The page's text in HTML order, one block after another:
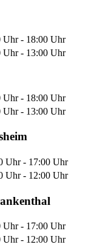
Uhr - 18:00 Uhr
Uhr - 13:00 Uhr
Uhr - 18:00 Uhr
Uhr - 13:00 Uhr
Uhr - 17:00 Uhr
Uhr - 12:00 Uhr
Uhr - 17:00 Uhr
Uhr - 12:00 Uhr